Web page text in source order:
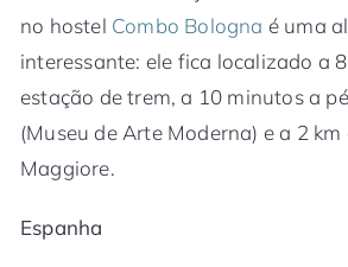
no hostel Combo Bologna é uma
interessante: ele fica localizado a
estação de trem, a 10 minutos a
(Museu de Arte Moderna) e a 2
Maggiore.
Espanha